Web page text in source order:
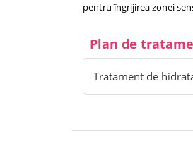
pentru îngrijirea zonei
Plan de
Tratament de